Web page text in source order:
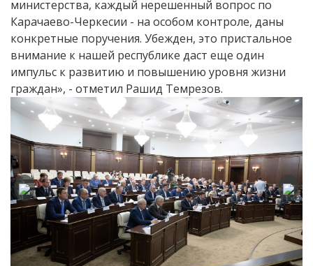
министерства, каждый нерешенный вопрос по
Карачаево-Черкесии - на особом контроле, даны
конкретные поручения. Убежден, это пристальное
внимание к нашей республике даст еще один
импульс к развитию и повышению уровня жизни
граждан», - отметил Рашид Темрезов.